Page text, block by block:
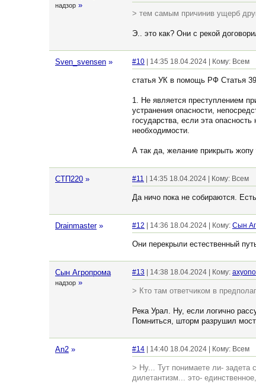
надзор »
> тем самым причинив ущерб
Э.. это как? Они с рекой
Sven_svensen » #10 | 14:35 18.04.2024 | Кому: Всем
статья УК в помощь РФ Статья
1. Не является преступлением
устранения опасности,
государства, если эта
необходимости.
А так да, желание прикрыть
СТП220 » #11 | 14:35 18.04.2024 | Кому: Всем
Да ничо пока не собираются.
Drainmaster » #12 | 14:36 18.04.2024 | Кому: Сын
Они перекрыли естественный
Сын Агропрома
надзор »
#13 | 14:38 18.04.2024 | Кому:
> Кто там ответчиком в
Река Урал. Ну, если логично
Помниться, шторм разрушил
An2 » #14 | 14:40 18.04.2024 | Кому: Всем
> Ну... Тут понимаете ли- задета
дилетантизм... это-